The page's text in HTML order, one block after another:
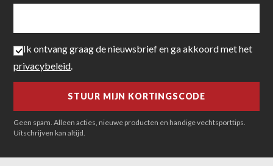
Ik ontvang graag de nieuwsbrief en ga akkoord met het
privacybeleid.
Geen spam. Alleen acties, nieuwe producten en handige vechtsporttips.
Uitschrijven kan altijd.